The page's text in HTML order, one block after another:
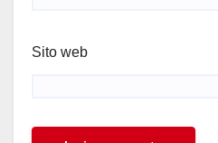
Sito web